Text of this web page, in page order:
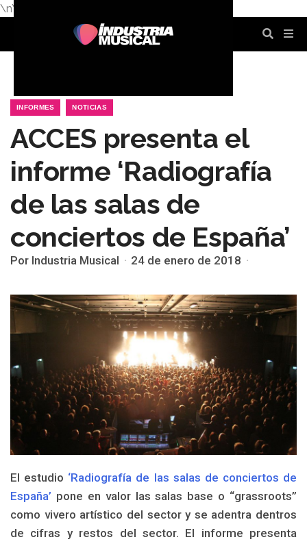
\n\n
INFORMES NOTICIAS
ACCES presenta el
informe ‘Radiografía
de las salas de
conciertos de España’
Por Industria Musical 24 de enero de 2018
El estudio ‘Radiografía de las salas de conciertos de
España’ pone en valor las salas base o “grassroots”
como vivero artístico del sector y se adentra dentros
de cifras y restos del sector. El informe presenta